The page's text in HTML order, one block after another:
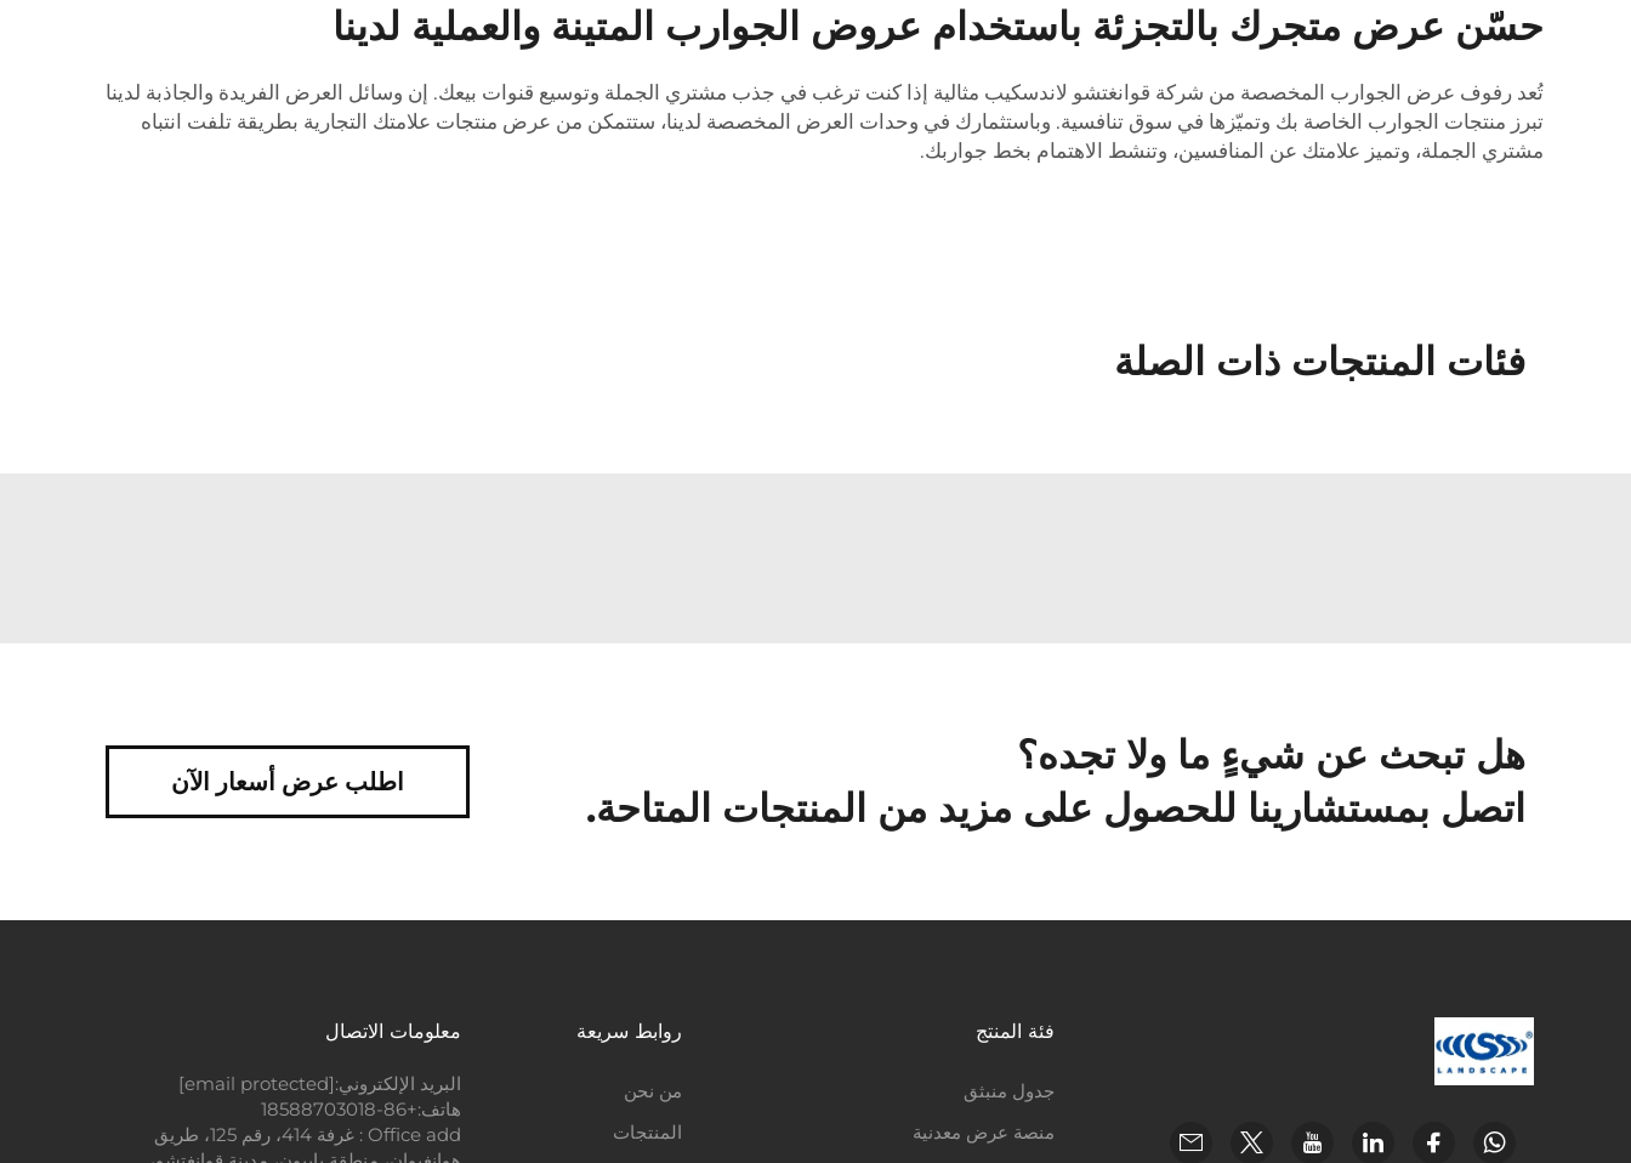
حسّن عرض متجرك بالتجزئة باستخدام عروض الجوارب المتينة والعملية لدينا
تُعد رفوف عرض الجوارب المخصصة من شركة قوانغتشو لاندسكيب مثالية إذا كنت ترغب في جذب مشتري الجملة وتوسيع قنوات بيعك. إن وسائل العرض الفريدة والجاذبة لدينا
تبرز منتجات الجوارب الخاصة بك وتميّزها في سوق تنافسية. وباستثمارك في وحدات العرض المخصصة لدينا، ستتمكن من عرض منتجات علامتك التجارية بطريقة تلفت انتباه
مشتري الجملة، وتميز علامتك عن المنافسين، وتنشط الاهتمام بخط جواربك.
فئات المنتجات ذات الصلة
هل تبحث عن شيءٍ ما ولا تجده؟
اتصل بمستشارينا للحصول على مزيد من المنتجات المتاحة.
اطلب عرض أسعار الآن
فئة المنتج
جدول منبثق
منصة عرض معدنية
روابط سريعة
من نحن
المنتجات
معلومات الاتصال
البريد الإلكتروني:[email protected]
هاتف:+86-18588703018
Office add : غرفة 414، رقم 125، طريق